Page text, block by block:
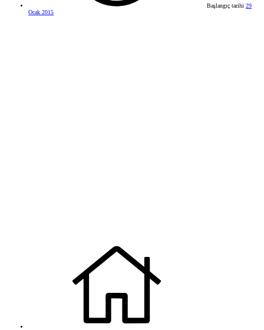
Başlangıç tarihi 29
Ocak 2015